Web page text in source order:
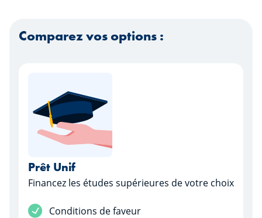
Comparez vos options :
Prêt Unif
Financez les études supérieures de votre choix
Service inclus
Conditions de faveur